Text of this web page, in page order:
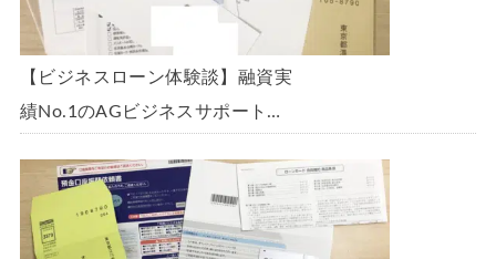
【ビジネスローン体験談】融資実
績No.1のAGビジネスサポート
300万円の枠で翌日に借りられま
した。全手順を丁寧に解説しま
す。